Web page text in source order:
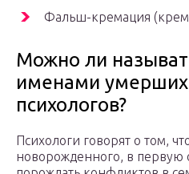
Фальш-кремация
Можно ли
именами
психологов?
Психологи говорят о том,
новорожденного, в первую